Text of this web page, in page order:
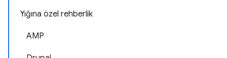
Yığına özel rehberlik
AMP